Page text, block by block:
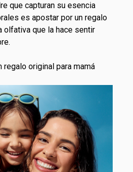
que capturan su esencia
es apostar por un regalo
olfativa que la hace sentir
original para mamá